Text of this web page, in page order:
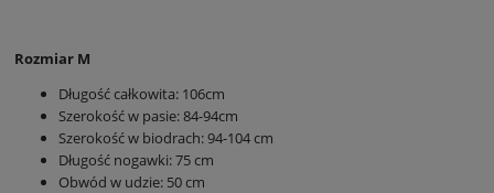
Rozmiar M
Długość całkowita: 106cm
Szerokość w pasie: 84-94cm
Szerokość w biodrach: 94-104 cm
Długość nogawki: 75 cm
Obwód w udzie: 50 cm